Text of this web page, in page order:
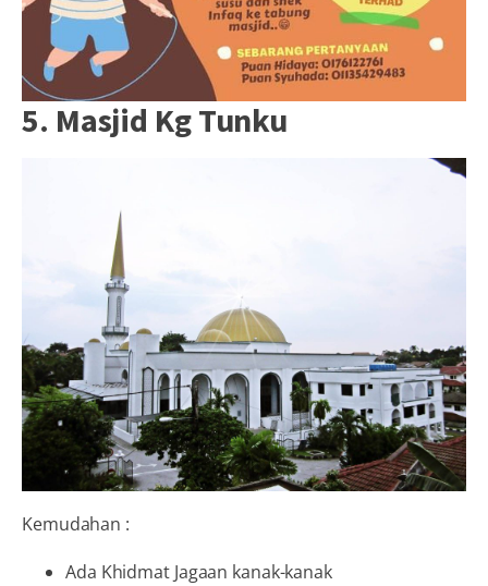
5. Masjid Kg Tunku
Kemudahan :
Ada Khidmat Jagaan kanak-kanak